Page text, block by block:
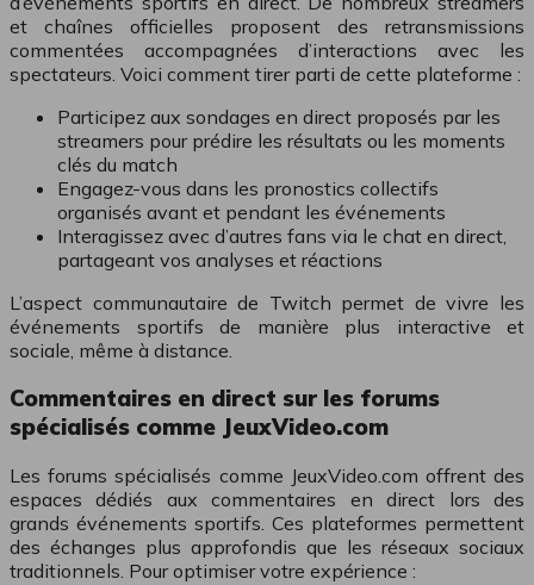
et chaînes officielles proposent des retransmissions
commentées accompagnées d’interactions avec les
spectateurs. Voici comment tirer parti de cette plateforme :
Participez aux sondages en direct proposés par les
streamers pour prédire les résultats ou les moments
clés du match
Engagez-vous dans les pronostics collectifs
organisés avant et pendant les événements
Interagissez avec d’autres fans via le chat en direct,
partageant vos analyses et réactions
L’aspect communautaire de Twitch permet de vivre les
événements sportifs de manière plus interactive et
sociale, même à distance.
Commentaires en direct sur les forums
spécialisés comme JeuxVideo.com
Les forums spécialisés comme JeuxVideo.com offrent des
espaces dédiés aux commentaires en direct lors des
grands événements sportifs. Ces plateformes permettent
des échanges plus approfondis que les réseaux sociaux
traditionnels. Pour optimiser votre expérience :